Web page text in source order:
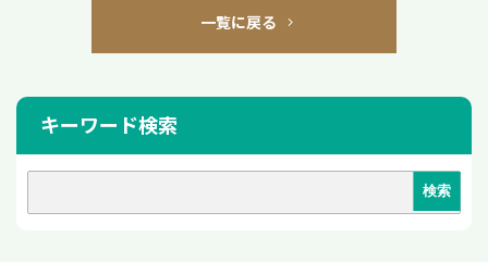
一覧に戻る
キーワード検索